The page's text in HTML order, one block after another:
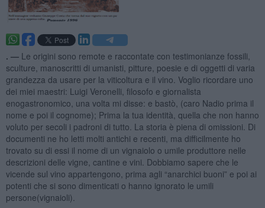
. — Le origini sono remote e raccontate con testimonianze fossili,
sculture, manoscritti di umanisti, pitture, poesie e di oggetti di varia
grandezza da usare per la viticoltura e il vino. Voglio ricordare uno
dei miei maestri: Luigi Veronelli, filosofo e giornalista
enogastronomico, una volta mi disse: e bastò, (caro Nadio prima il
nome e poi il cognome); Prima la tua identità, quella che non hanno
voluto per secoli i padroni di tutto. La storia è piena di omissioni. Di
documenti ne ho letti molti antichi e recenti, ma difficilmente ho
trovato su di essi il nome di un vignaiolo o umile produttore nelle
descrizioni delle vigne, cantine e vini. Dobbiamo sapere che le
vicende sul vino appartengono, prima agli “anarchici buoni” e poi ai
potenti che si sono dimenticati o hanno ignorato le umili
persone(vignaioli).